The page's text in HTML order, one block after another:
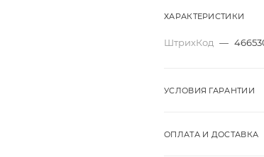
ХАРАКТЕРИСТИКИ
ШтрихКод —
УСЛОВИЯ ГАРАНТИИ
ОПЛАТА И ДОСТАВКА